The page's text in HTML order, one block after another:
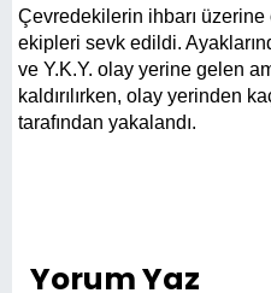
Çevredekilerin ihbarı
ekipleri sevk edildi.
ve Y.K.Y. olay yerine gelen
kaldırılırken, olay yerinden
tarafından yakalandı.
Yorum Yaz